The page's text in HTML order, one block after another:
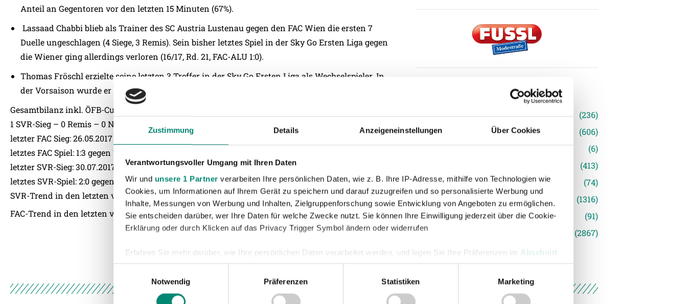
Zustimmung Details Anzeigeneinstellungen Über Cookies
Verantwortungsvoller Umgang mit Ihren Daten
Wir und unsere 1 Partner verarbeiten Ihre persönlichen Daten, wie z. B. Ihre IP-Adresse, mithilfe von Technologien wie
Cookies, um Informationen auf Ihrem Gerät zu speichern und darauf zuzugreifen und so personalisierte Werbung und
Inhalte, Messungen von Werbung und Inhalten, Zielgruppenforschung sowie Entwicklung von Angeboten zu ermöglichen.
Sie entscheiden darüber, wer Ihre Daten für welche Zwecke nutzt. Sie können Ihre Einwilligung jederzeit über die Cookie-
Erklärung oder durch Klicken auf das Privacy Trigger Symbol ändern oder widerrufen
Erfahren Sie mehr darüber, wie Ihre persönlichen Daten verarbeitet werden, und legen Sie Ihre Präferenzen im Abschnitt
Einzelheitenfest.
Wir verwenden Cookies, um Inhalte und Anzeigen zu personalisieren, Funktionen für soziale Medien anbieten zu können
und die Zugriffe auf unsere Website zu analysieren. Außerdem geben wir Informationen zu Ihrer Verwendung unserer
Notwendig
Präferenzen Statistiken Marketing
Anteil an Gegentoren vor den letzten 15 Minuten (67%).
Lassaad Chabbi blieb als Trainer des SC Austria Lustenau gegen den FAC Wien die ersten 7
Duelle ungeschlagen (4 Siege, 3 Remis). Sein bisher letztes Spiel in der Sky Go Ersten Liga gegen
die Wiener ging allerdings verloren (16/17, Rd. 21, FAC-ALU 1:0).
Thomas Fröschl erzielte seine letzten 3 Treffer in der Sky Go Ersten Liga als Wechselspieler. In
der Vorsaison wurde er in der Tipico Bundesliga bei 24 Einsätzen 18-mal eingewechselt.
Gesamtbilanz inkl. ÖFB-Cup
1 SVR-Sieg – 0 Remis – 0 Niederlagen
letzter FAC Sieg: 26.05.2017 gegen Kapfenberger SV 1919 (3:1)
letztes FAC Spiel: 1:3 gegen TSV Prolactal Hartberg
letzter SVR-Sieg: 30.07.2017 gegen Austria Lustenau (2:0)
letztes SVR-Spiel: 2:0 gegen Austria Lustena
SVR-Trend in den letzten vier Pflichtspielen: S-N-S-N
FAC-Trend in den letzten vier Pflichtspielen: N-N-N-S
Akademie
(236)
Allgemeine News
(606)
Damen
(6)
(413)
Nachwuchs
(74)
Profis
(1316)
Ticketing
(91)
Unkategorisiert
(2867)